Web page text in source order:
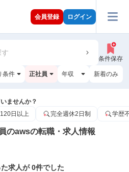
会員登録 ログイン
条件保存
条件 正社員 年収 新着のみ
ませんか？
日以上 完全週休2日制 学歴
のawsの転職・求人情報
求人が 0件でした